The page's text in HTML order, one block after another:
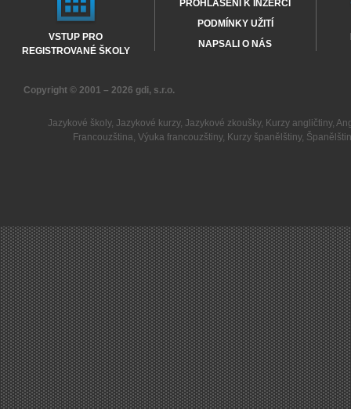
VSTUP PRO
REGISTROVANÉ ŠKOLY
PROHLÁŠENÍ K INZERCI
PODMÍNKY UŽITÍ
NAPSALI O NÁS
Copyright © 2001 – 2026 gdi, s.r.o.
Jazykové školy, Jazykové kurzy, Jazykové zkoušky, Kurzy angličtiny,
Francouzština,Výuka francouzštiny, Kurzy španělštiny,